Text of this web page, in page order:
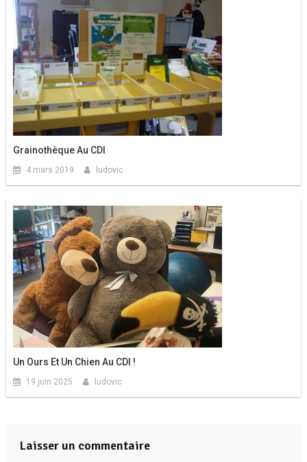
Grainothèque Au CDI
4 mars 2019 ludovic
Un Ours Et Un Chien Au CDI !
19 juin 2025 ludovic
Laisser un commentaire